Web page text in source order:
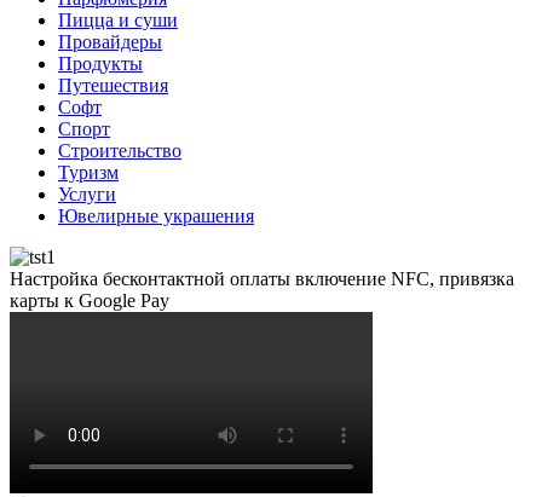
Пицца и суши
Провайдеры
Продукты
Путешествия
Софт
Спорт
Строительство
Туризм
Услуги
Ювелирные украшения
Настройка бесконтактной оплаты включение NFC, привязка
карты к Google Pay